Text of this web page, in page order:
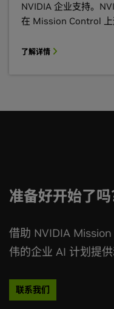
NVIDIA 企业支持。
在 Mission Control 上
了解详情
准备好开始了吗
借助 NVIDIA
伟的企业 AI 计划提供
联系我们